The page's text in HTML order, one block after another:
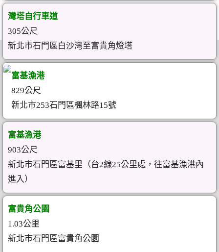
灣塔自行車道
305公尺
新北市石門區白沙灣至富貴角燈塔
富基漁港
829公尺
新北市253石門區楓林路15號
富基漁港
903公尺
新北市石門區富基里（台2線25公里處，往富基漁港內
進入）
富貴角公園
1.03公里
新北市石門區富貴角公園